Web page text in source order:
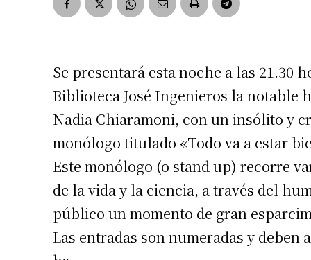
Se presentará esta noche a las 21.30
Biblioteca José Ingenieros la notable
Nadia Chiaramoni, con un insólito y
monólogo titulado «Todo va a estar
Este monólogo (o stand up) recorre
de la vida y la ciencia, a través del
público un momento de gran
Las entradas son numeradas y deben